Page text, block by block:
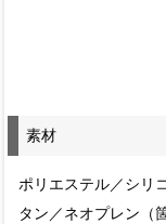
素材
ポリエステル／シリ
タン／ネオプレン（